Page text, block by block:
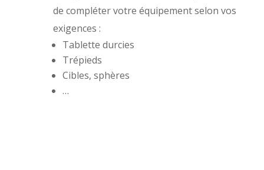
de compléter votre équipement selon vos
exigences :
Tablette durcies
Trépieds
Cibles, sphères
…